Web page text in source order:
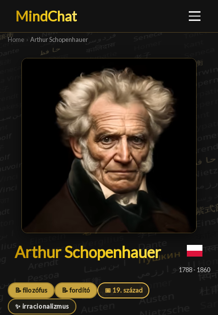
MindChat
Home › Arthur Schopenhauer
Arthur Schopenhauer
Arthur Schopenhauer█
1788 - 1860
📝 filozófus 📝 fordító 📅 19. század
✨ irracionalizmus